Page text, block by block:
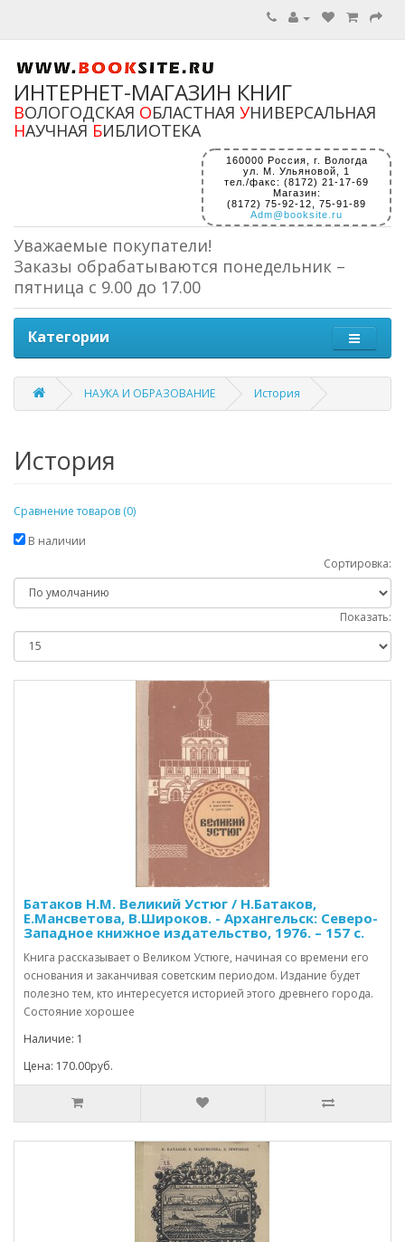
ИНТЕРНЕТ-МАГАЗИН КНИГ
ВОЛОГОДСКАЯ ОБЛАСТНАЯ УНИВЕРСАЛЬНАЯ
НАУЧНАЯ БИБЛИОТЕКА
160000 Россия, г. Вологда
ул. М. Ульяновой, 1
тел./факс: (8172) 21-17-69
Магазин:
(8172) 75-92-12, 75-91-89
Adm@booksite.ru
Уважаемые покупатели!
Заказы обрабатываются понедельник –
пятница с 9.00 до 17.00
Категории
НАУКА И ОБРАЗОВАНИЕ История
История
Сравнение товаров (0)
В наличии
Сортировка:
Показать:
Батаков Н.М. Великий Устюг / Н.Батаков,
Е.Мансветова, В.Широков. - Архангельск: Северо-
Западное книжное издательство, 1976. – 157 с.
Книга рассказывает о Великом Устюге, начиная со времени его
основания и заканчивая советским периодом. Издание будет
полезно тем, кто интересуется историей этого древнего города.
Состояние хорошее
Наличие: 1
Цена: 170.00руб.